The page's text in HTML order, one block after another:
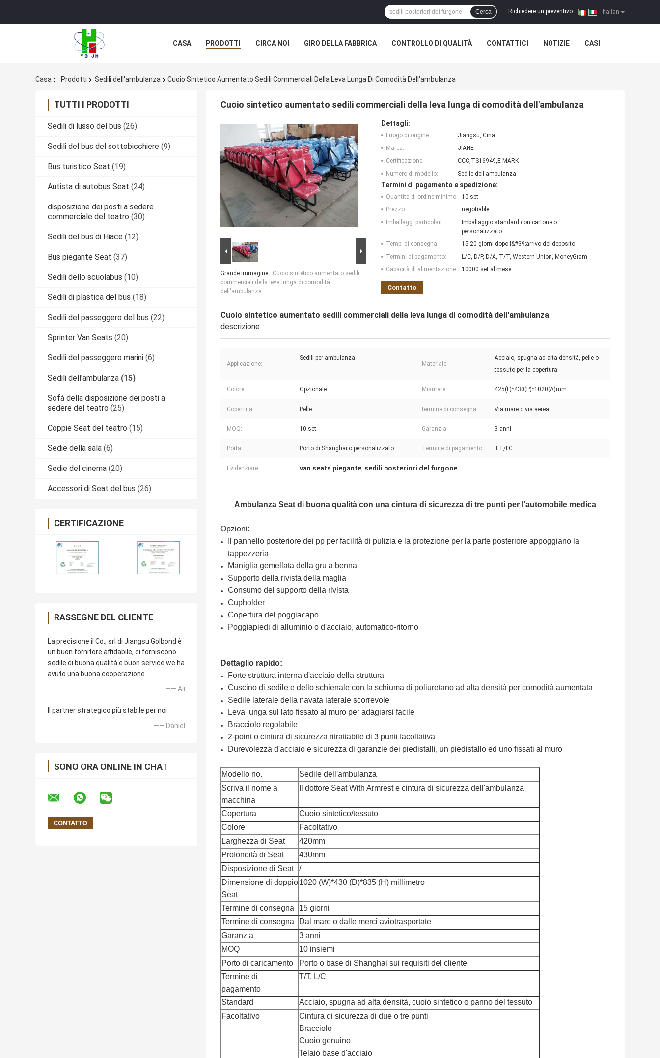
Italian
Richiedere un preventivo |
Cerca
CASA PRODOTTI CIRCA NOI GIRO DELLA FABBRICA CONTROLLO DI QUALITÀ CONTATTICI NOTIZIE CASI
Casa Prodotti Sedili dell'ambulanza Cuoio Sintetico Aumentato Sedili Commerciali Della Leva Lunga Di Comodità Dell'ambulanza
TUTTI I PRODOTTI
Sedili di lusso del bus (26)
Sedili del bus del sottobicchiere (9)
Bus turistico Seat (19)
Autista di autobus Seat (24)
disposizione dei posti a sedere
commerciale del teatro (30)
Sedili del bus di Hiace (12)
Bus piegante Seat (37)
Sedili dello scuolabus (10)
Sedili di plastica del bus (18)
Sedili del passeggero del bus (22)
Sprinter Van Seats (20)
Sedili del passeggero marini (6)
Sedili dell'ambulanza (15)
Sofà della disposizione dei posti a
sedere del teatro (25)
Coppie Seat del teatro (15)
Sedie della sala (6)
Sedie del cinema (20)
Accessori di Seat del bus (26)
CERTIFICAZIONE
RASSEGNE DEL CLIENTE
La precisione il Co., srl di Jiangsu Golbond è
un buon fornitore affidabile, ci forniscono
sedile di buona qualità e buon service.we ha
avuto una buona cooperazione.
—— Ali
Il partner strategico più stabile per noi
—— Daniel
SONO ORA ONLINE IN CHAT
Cuoio sintetico aumentato sedili commerciali della leva lunga di comodità dell'ambulanza
Grande immagine : Cuoio sintetico aumentato sedili
commerciali della leva lunga di comodità
dell'ambulanza
Dettagli:
Luogo di origine:
Jiangsu, Cina
Marca:
JIAHE
Certificazione:
CCC,TS16949,E-MARK
Numero di modello:
Sedile dell'ambulanza
Termini di pagamento e spedizione:
Quantità di ordine minimo:
10 set
Prezzo:
negotiable
Imballaggi particolari:
Imballaggio standard con cartone o
personalizzato
Tempi di consegna:
15-20 giorni dopo l&#39;arrivo del deposito
Termini di pagamento:
L/C, D/P, D/A, T/T, Western Union, MoneyGram
Capacità di alimentazione:
10000 set al mese
Contatto
Cuoio sintetico aumentato sedili commerciali della leva lunga di comodità dell'ambulanza
descrizione
Applicazione:
Sedili per ambulanza
Materiale:
Acciaio, spugna ad alta densità, pelle o
tessuto per la copertura
Colore: Opzionale Misurare: 425(L)*430(P)*1020(A)mm
Copertina: Pelle termine di consegna: Via mare o via aerea
MOQ: 10 set Garanzia: 3 anni
Porta: Porto di Shanghai o personalizzato Termine di pagamento: TT/LC
Evidenziare: van seats piegante, sedili posteriori del furgone
Ambulanza Seat di buona qualità con una cintura di sicurezza di tre punti per l'automobile medica
Opzioni:
Il pannello posteriore dei pp per facilità di pulizia e la protezione per la parte posteriore appoggiano la
tappezzeria
Maniglia gemellata della gru a benna
Supporto della rivista della maglia
Consumo del supporto della rivista
Cupholder
Copertura del poggiacapo
Poggiapiedi di alluminio o d'acciaio, automatico-ritorno
Dettaglio rapido:
Forte struttura interna d'acciaio della struttura
Cuscino di sedile e dello schienale con la schiuma di poliuretano ad alta densità per comodità aumentata
Sedile laterale della navata laterale scorrevole
Leva lunga sul lato fissato al muro per adagiarsi facile
Bracciolo regolabile
2-point o cintura di sicurezza ritrattabile di 3 punti facoltativa
Durevolezza d'acciaio e sicurezza di garanzie dei piedistalli, un piedistallo ed uno fissati al muro
Modello no.
Sedile dell'ambulanza
Scriva il nome a
macchina
Il dottore Seat With Armrest e cintura di sicurezza dell'ambulanza
Copertura
Cuoio sintetico/tessuto
Colore
Facoltativo
Larghezza di Seat
420mm
Profondità di Seat
430mm
Disposizione di Seat
/
Dimensione di doppio
Seat
1020 (W)*430 (D)*835 (H) millimetro
Termine di consegna
15 giorni
Termine di consegna
Dal mare o dalle merci aviotrasportate
Garanzia
3 anni
MOQ
10 insiemi
Porto di caricamento
Porto o base di Shanghai sui requisiti del cliente
Termine di
pagamento
T/T, L/C
Standard
Acciaio, spugna ad alta densità, cuoio sintetico o panno del tessuto
Facoltativo
Cintura di sicurezza di due o tre punti
Bracciolo
Cuoio genuino
Telaio base d'acciaio